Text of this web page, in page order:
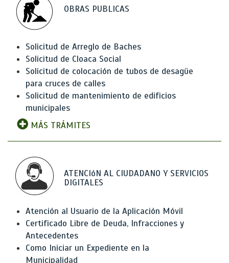
OBRAS PUBLICAS
Solicitud de Arreglo de Baches
Solicitud de Cloaca Social
Solicitud de colocación de tubos de desagüe
para cruces de calles
Solicitud de mantenimiento de edificios
municipales
MÁS TRÁMITES
ATENCIóN AL CIUDADANO Y SERVICIOS
DIGITALES
Atención al Usuario de la Aplicación Móvil
Certificado Libre de Deuda, Infracciones y
Antecedentes
Como Iniciar un Expediente en la
Municipalidad